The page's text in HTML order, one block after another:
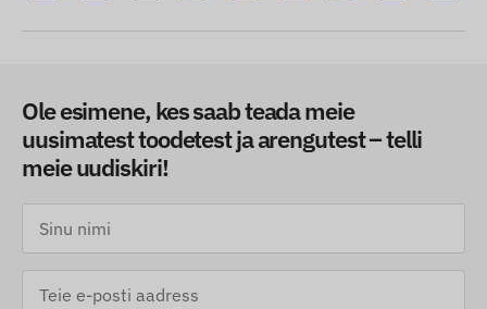
Ole esimene, kes saab teada meie
uusimatest toodetest ja arengutest – telli
meie uudiskiri!